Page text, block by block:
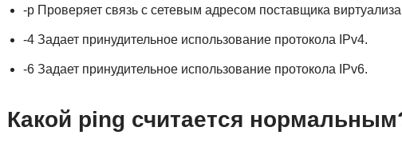
-p Проверяет связь с сетевым адресом поставщика
-4 Задает принудительное использование протокола IPv4.
-6 Задает принудительное использование протокола IPv6.
Какой ping считается